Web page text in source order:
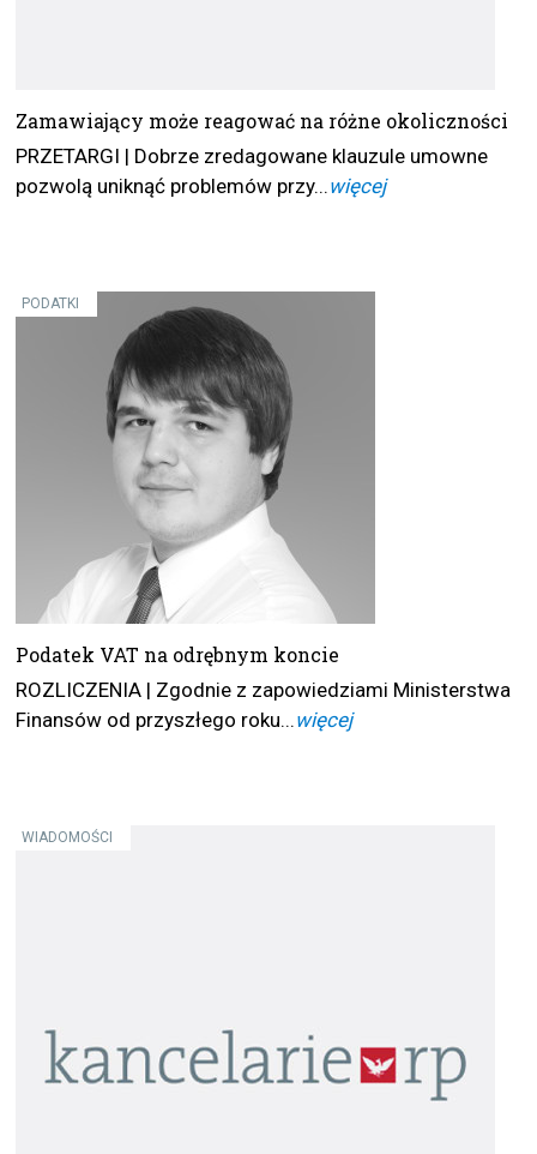
Zamawiający może reagować na różne okoliczności
PRZETARGI | Dobrze zredagowane klauzule umowne
pozwolą uniknąć problemów przy...więcej
PODATKI
Podatek VAT na odrębnym koncie
ROZLICZENIA | Zgodnie z zapowiedziami Ministerstwa
Finansów od przyszłego roku...więcej
WIADOMOŚCI